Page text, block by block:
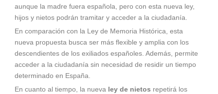
aunque la madre fuera española, pero con esta nueva ley,
hijos y nietos podrán tramitar y acceder a la ciudadanía.
En comparación con la Ley de Memoria Histórica, esta
nueva propuesta busca ser más flexible y amplia con los
descendientes de los exiliados españoles. Además, permite
acceder a la ciudadanía sin necesidad de residir un tiempo
determinado en España.
En cuanto al tiempo, la nueva ley de nietos repetirá los